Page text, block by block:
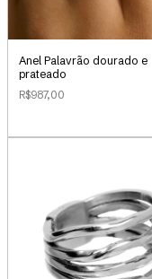
Anel Palavrão dourado e
prateado
R$987,00